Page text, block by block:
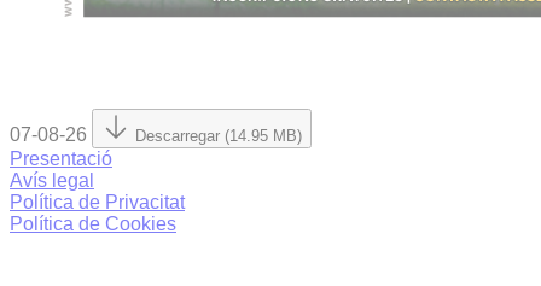
07-08-26 Descarregar (14.95 MB)
Presentació
Avís legal
Política de Privacitat
Política de Cookies